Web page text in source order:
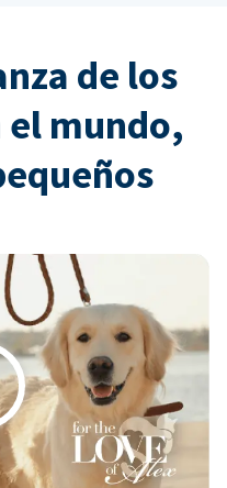
de los
mundo,